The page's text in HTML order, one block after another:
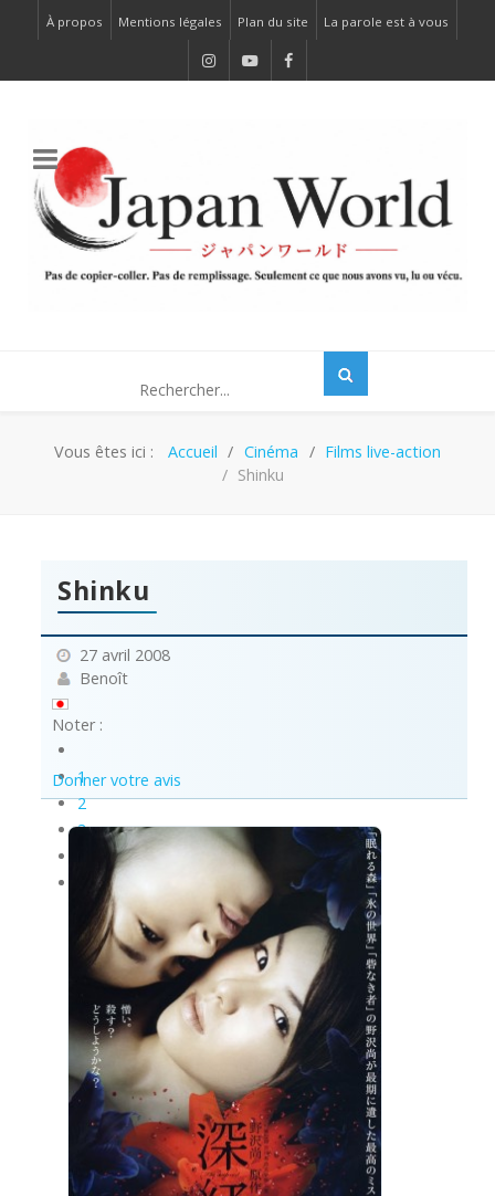
À propos Mentions légales Plan du site La parole est à vous
Vous êtes ici : Accueil Cinéma
Films live-action
Shinku
Shinku
27 avril 2008
Benoît
Noter :
1
2
3
Donner votre avis